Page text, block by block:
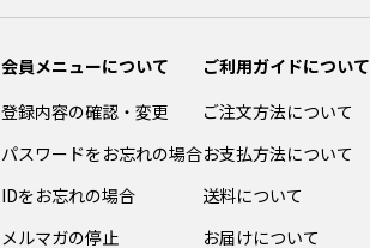
会員メニューについて
登録内容の確認・変更
パスワードをお忘れの場合
IDをお忘れの場合
メルマガの停止
ご利用ガイドについて
ご注文方法について
お支払方法について
送料について
お届けについて